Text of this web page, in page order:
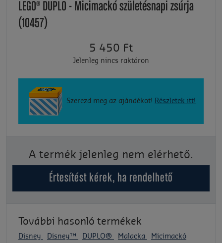
LEGO® DUPLO - Micimackó születésnapi zsúrja
(10457)
5 450 Ft
Jelenleg nincs raktáron
Szerezd meg az ajándékot! Részletek itt!
A termék jelenleg nem elérhető.
Értesítést kérek, ha rendelhető
További hasonló termékek
Disney Disney™ DUPLO® Malacka
Micimackó